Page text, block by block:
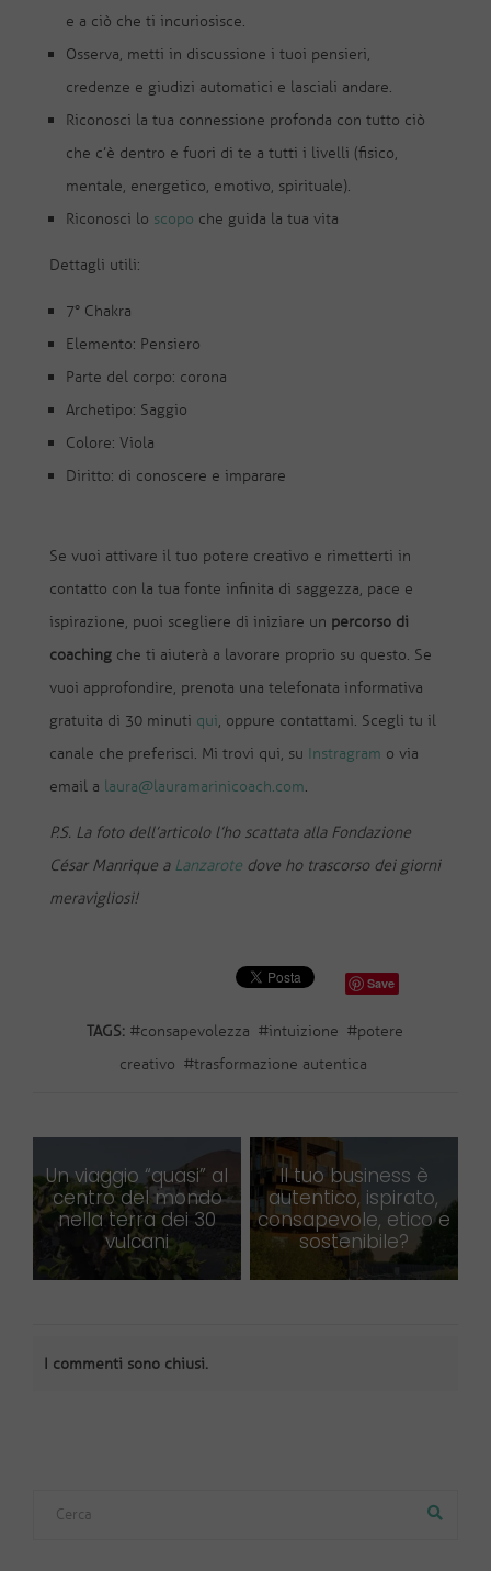
e a ciò che ti incuriosisce.
Osserva, metti in discussione i tuoi pensieri,
credenze e giudizi automatici e lasciali andare.
Riconosci la tua connessione profonda con tutto ciò
che c’è dentro e fuori di te a tutti i livelli (fisico,
mentale, energetico, emotivo, spirituale).
Riconosci lo scopo che guida la tua vita
Dettagli utili:
7° Chakra
Elemento: Pensiero
Parte del corpo: corona
Archetipo: Saggio
Colore: Viola
Diritto: di conoscere e imparare
Se vuoi attivare il tuo potere creativo e rimetterti in
contatto con la tua fonte infinita di saggezza, pace e
ispirazione, puoi scegliere di iniziare un percorso di
coaching che ti aiuterà a lavorare proprio su questo. Se
vuoi approfondire, prenota una telefonata informativa
gratuita di 30 minuti qui , oppure contattami. Scegli tu il
canale che preferisci. Mi trovi qui, su Instragram o via
email a laura@lauramarinicoach.com
P.S. La foto dell’articolo l’ho scattata alla Fondazione
César Manrique aLanzarote dove ho trascorso dei giorni
meravigliosi!
Save
TAGS: #consapevolezza #intuizione #potere
creativo #trasformazione autentica
Il tuo business è
autentico, ispirato,
consapevole, etico e
sostenibile?
Un viaggio “quasi” al
centro del mondo
nella terra dei 30
vulcani
I commenti sono chiusi.